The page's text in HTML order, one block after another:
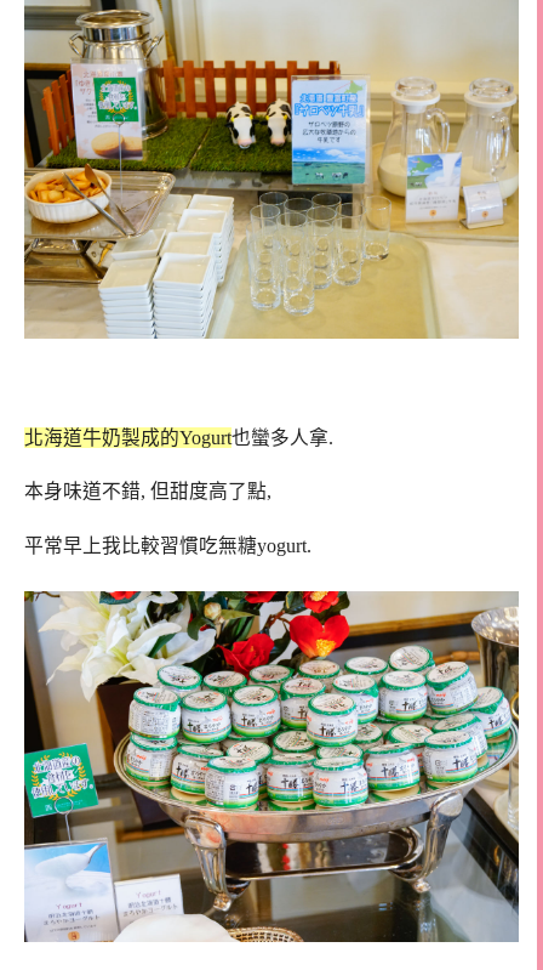
北海道牛奶製成的Yogurt也蠻多人拿.
本身味道不錯, 但甜度高了點,
平常早上我比較習慣吃無糖yogurt.